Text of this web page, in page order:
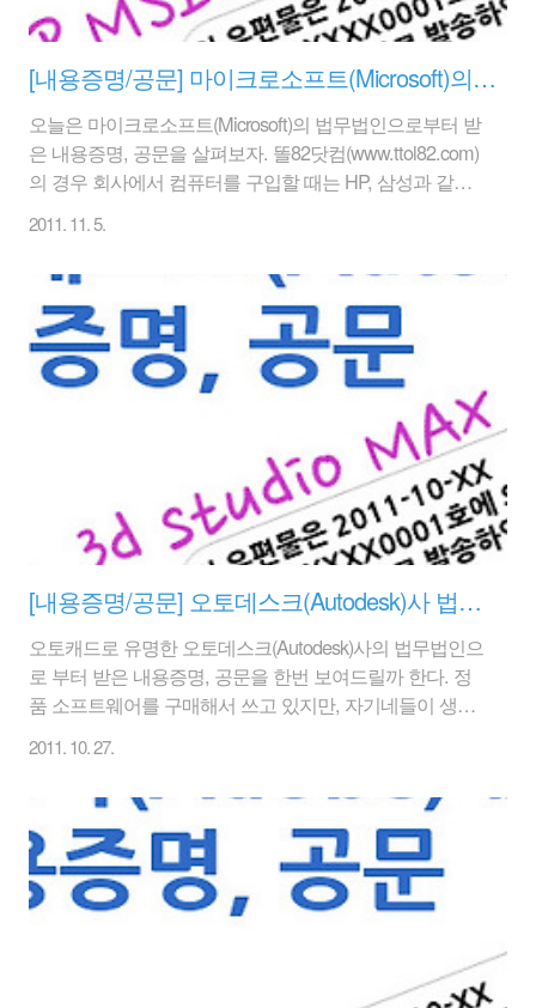
[내용증명/공문] 마이크로소프트(Microsoft)의 소프트웨어 내용증명, 공문
오늘은 마이크로소프트(Microsoft)의 법무법인으로부터 받
은 내용증명, 공문을 살펴보자. 똘82닷컴(www.ttol82.com)
의 경우 회사에서 컴퓨터를 구입할 때는 HP, 삼성과 같은
윈도우 사용으로 인한 문제점은 없다. 떳떳했다.ㅋㅋ 그리
고 Open Value 계약을 하고 있어, MS 오피스 같은 프로그
램도 이전부터 다 계약을 맺고 있는 상태이다. 서버의 경
우에도 어차피 OS도 구입시 같이 해결을 하기 때문에 문
제가 없는 걸로 알고 있는데... 어느날 MS의 법률 사무소
에서 내용증명이 날라 온 것이다. 이놈들이... MS랑 계약
도 맺고 있는데, 감히 이런 걸 보내와?? 어디 소프트웨어
견적 업체에서 찌른 것인가? 기억이 잘 나지 않는다. ..
2011. 11. 5.
[내용증명/공문] 오토데스크(Autodesk)사 법무법인의 소프트웨어 내용증명, 공문
오토캐드로 유명한 오토데스크(Autodesk)사의 법무법인으
로 부터 받은 내용증명, 공문을 한번 보여드릴까 한다. 정
품 소프트웨어를 구매해서 쓰고 있지만, 자기네들이 생각
이 높다는 멘트를 날려주신다. 오토캐드의 경우에는 인증
절차를 걸치는데, 그러한 과정에서는 물론 사용자 등록을
할 수 밖에 없으나, 그 외에 다른 소프트웨어를 사용하고
있을 가능성이 높다는 말을 돌82넷(www.ttol82.com)이 생
각하기에는 불법소프트웨어를 쓸 때 해당 정보가 오토데
스크 쪽으로 전달이 되었거나 아니면 누가 신고를 했을 가
을 때도 한번씩 이런 내용증명을 보낼 수도 있다. 1. 오토
2011. 10. 27.